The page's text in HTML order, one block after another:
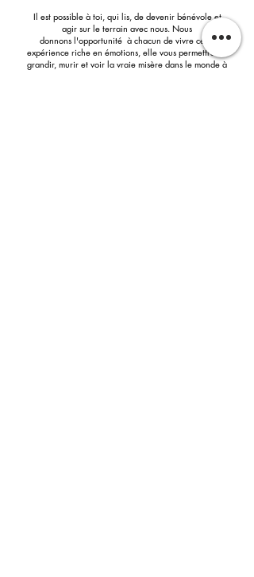
Il est possible à toi, qui lis, de devenir bénévole et
agir sur le terrain avec nous. Nous
donnons l'opportunité à chacun de vivre cette
expérience riche en émotions, elle vous permettra de
grandir, murir et voir la vraie misère dans le monde à